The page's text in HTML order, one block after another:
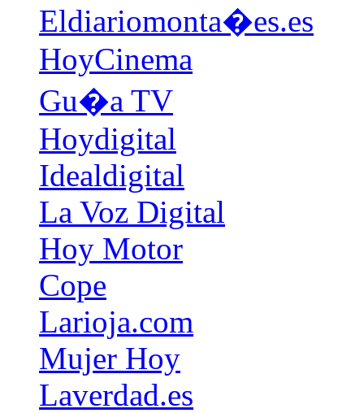
Eldiariomonta�es.es
HoyCinema
Gu�a TV
Hoydigital
Idealdigital
La Voz Digital
Hoy Motor
Cope
Larioja.com
Mujer Hoy
Laverdad.es